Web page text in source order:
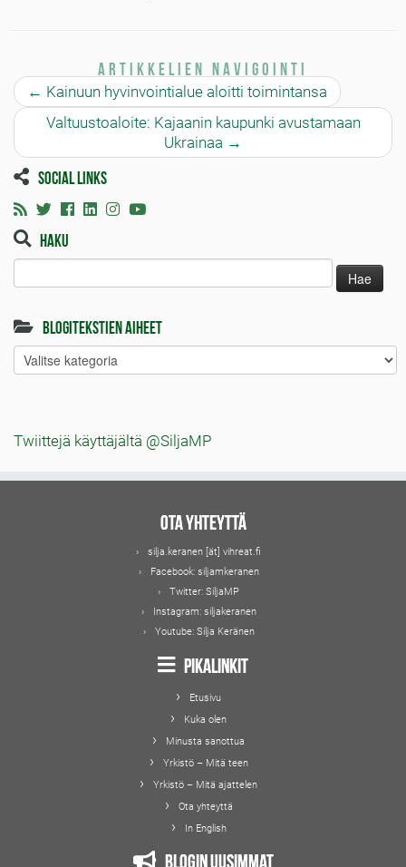
Artikkelien navigointi
← Kainuun hyvinvointialue aloitti toimintansa
Valtuustoaloite: Kajaanin kaupunki avustamaan
Ukrainaa →
Social links
Haku
Blogitekstien aiheet
Blogitekstien
aiheet
Twiittejä käyttäjältä @SiljaMP
Ota yhteyttä
silja.keranen [ät] vihreat.fi
Facebook: siljamkeranen
Twitter: SiljaMP
Instagram: siljakeranen
Youtube: Silja Keränen
Pikalinkit
Etusivu
Kuka olen
Minusta sanottua
Yrkistö – Mitä teen
Yrkistö – Mitä ajattelen
Ota yhteyttä
In English
Blogin uusimmat